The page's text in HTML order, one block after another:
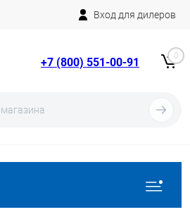
Вход для дилеров
+7 (800) 551-00-91 0